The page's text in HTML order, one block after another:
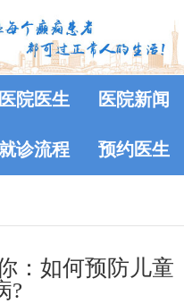
医院医生 医院新闻
诊流程 预约医生
：如何预防儿童
?